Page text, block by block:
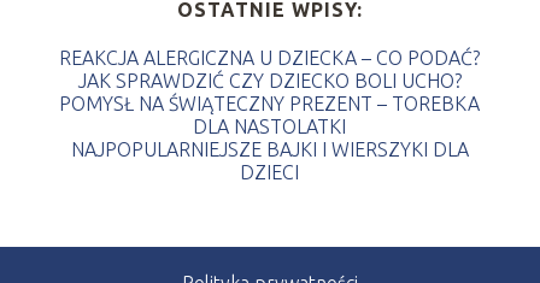
OSTATNIE WPISY:
REAKCJA ALERGICZNA U DZIECKA – CO PODAĆ?
JAK SPRAWDZIĆ CZY DZIECKO BOLI UCHO?
POMYSŁ NA ŚWIĄTECZNY PREZENT – TOREBKA
DLA NASTOLATKI
NAJPOPULARNIEJSZE BAJKI I WIERSZYKI DLA
DZIECI